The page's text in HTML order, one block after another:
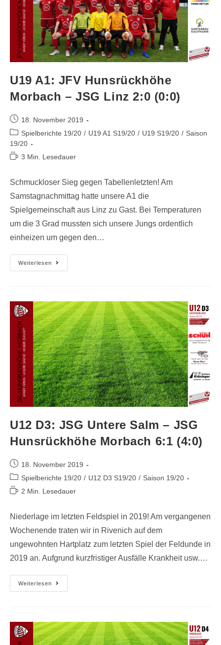
U19 A1: JFV Hunsrückhöhe
Morbach – JSG Linz 2:0 (0:0)
18. November 2019
Spielberichte 19/20 / U19 A1 S19/20 / U19 S19/20 / Saison
19/20
3 Min. Lesedauer
Schmuckloser Sieg gegen Tabellenletzten! Am
Samstagnachmittag hatte unsere A1 die
Spielgemeinschaft aus Linz zu Gast. Bei Temperaturen
um die 3 Grad mussten sich unsere Jungs ordentlich
einheizen um gegen den…
Weiterlesen
U12 D3: JSG Untere Salm – JSG
Hunsrückhöhe Morbach 6:1 (4:0)
18. November 2019
Spielberichte 19/20 / U12 D3 S19/20 / Saison 19/20
2 Min. Lesedauer
Niederlage im letzten Feldspiel in 2019! Am vergangenen
Wochenende traten wir in Rivenich auf dem
ungewohnten Hartplatz zum letzten Spiel der Feldunde in
2019 an. Aufgrund kurzfristiger Ausfälle Krankheit usw.…
Weiterlesen